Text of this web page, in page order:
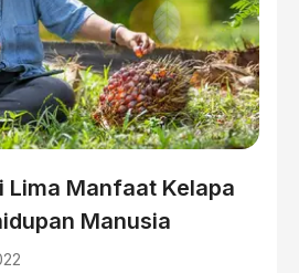
Lima Manfaat Kelapa
Manusia